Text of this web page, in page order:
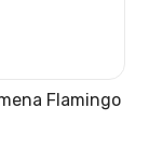
Flamingo